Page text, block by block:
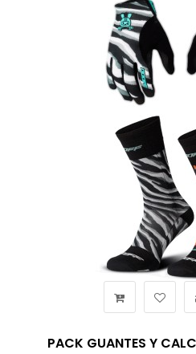
PACK GUANTES Y